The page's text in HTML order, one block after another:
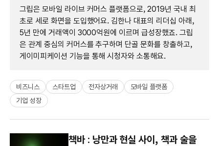
그립은 모바일 라이브 커머스 플랫폼으로, 2019년 국내 최
초로 세로 화면을 도입했어요. 김한나 대표의 리더십 아래,
5년 만에 거래액이 3000억원에 이르며 급성장했죠. 그립
은 관계 중심의 커머스를 추구하며 단골 문화를 창출하고,
게이미피케이션 기능을 통해 시청자와 소통해요.
비즈니스 스타트업 전자상거래
모바일 플랫폼
기업 성장
책바 : 낭만과 현실 사이, 책과 술을